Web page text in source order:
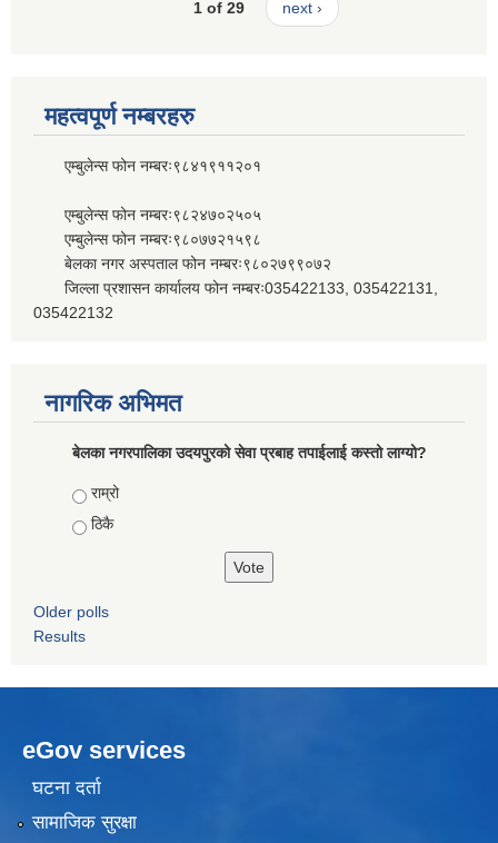
1 of 29 next ›
महत्वपूर्ण नम्बरहरु
एम्बुलेन्स फोन नम्बरः९८४१९११२०१
एम्बुलेन्स फोन नम्बरः९८२४७०२५०५
एम्बुलेन्स फोन नम्बरः९८०७७२१५९८
बेलका नगर अस्पताल फोन नम्बरः९८०२७९९०७२
जिल्ला प्रशासन कार्यालय फोन नम्बरः035422133, 035422131,
035422132
नागरिक अभिमत
बेलका नगरपालिका उदयपुरको सेवा प्रबाह तपाईलाई कस्तो लाग्यो?
Choices
राम्रो
ठिकै
Older polls
Results
eGov services
घटना दर्ता
सामाजिक सुरक्षा